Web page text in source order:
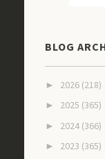
BLOG
► 2026 (218)
► 2025 (365)
► 2024 (366)
► 2023 (365)